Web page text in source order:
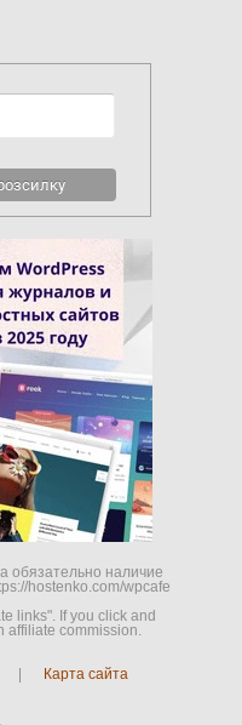
обязательно наличие
hostenko.com/wpcafe
links". If you click and
affiliate commission.
| Карта сайта